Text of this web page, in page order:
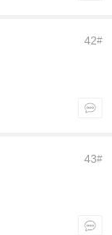
42#
43#